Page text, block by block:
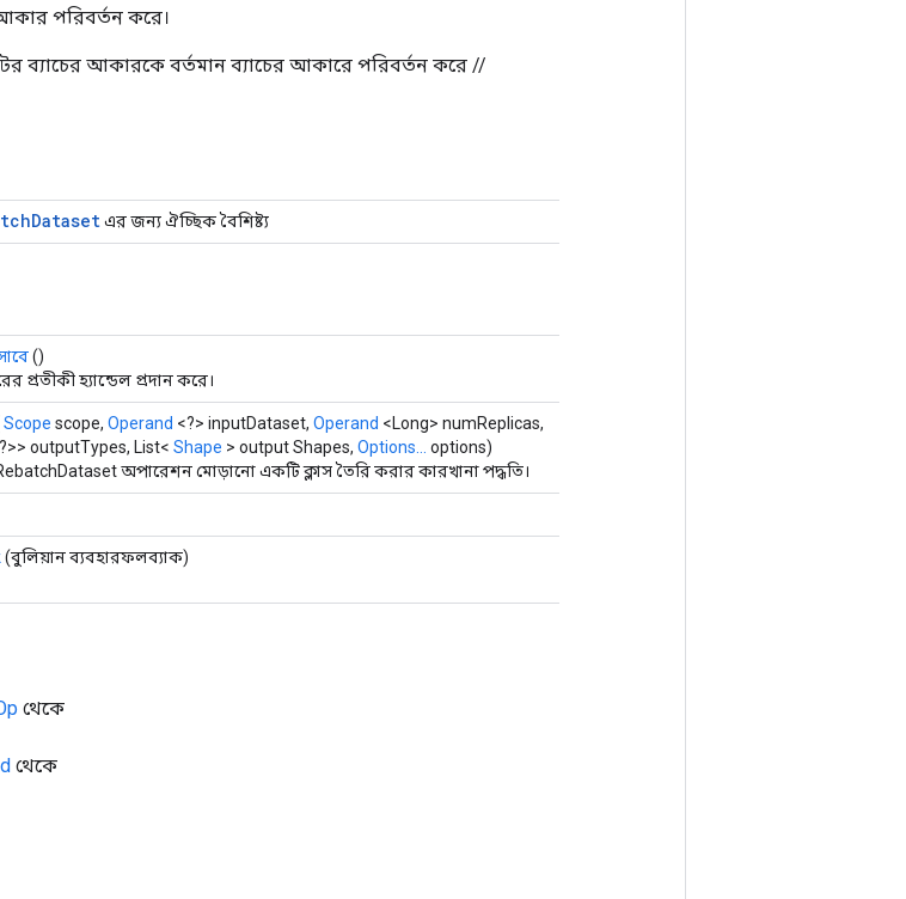
পরিবর্তন করে।
ব্যাচের আকারকে বর্তমান ব্যাচের আকারে পরিবর্তন করে //
Datasetএর জন্য ঐচ্ছিক বৈশিষ্ট্য
()
প্রতীকী হ্যান্ডেল প্রদান করে।
Scope scope, Operand <?> inputDataset, Operand <Long> numReplicas,
outputTypes, List< Shape > output Shapes, Options...
options)
অপারেশন মোড়ানো একটি ক্লাস তৈরি করার কারখানা পদ্ধতি।
(বুলিয়ান ব্যবহারফলব্যাক)
থেকে
থেকে